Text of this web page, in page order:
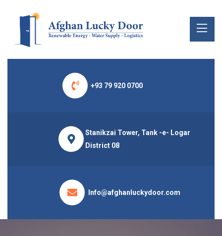
+93 79 920 0700
Stanikzai Tower, Tank -e- Logar
District 08
Info@afghanluckydoor.com